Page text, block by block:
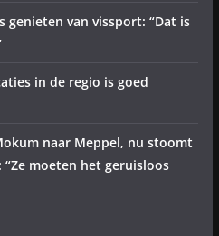
van vissport: “Dat is
in de regio is goed
naar Meppel, nu stoomt
“Ze moeten het geruisloos